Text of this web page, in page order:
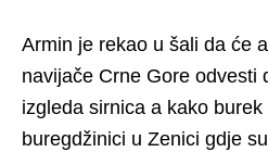
Armin je rekao u šali da će
navijače Crne Gore odvesti
izgleda sirnica a kako
buregdžinici u Zenici gdje